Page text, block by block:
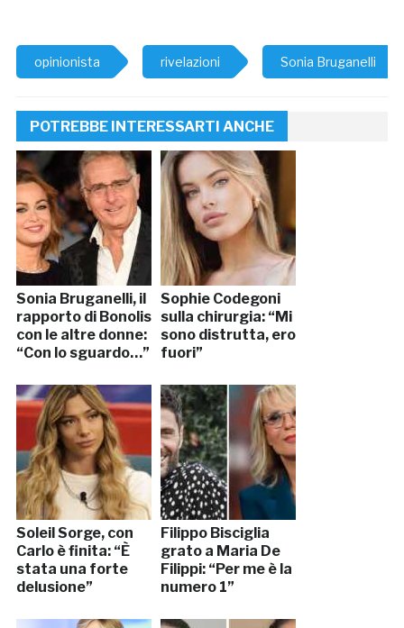
opinionista rivelazioni Sonia Bruganelli
POTREBBE INTERESSARTI ANCHE
Sonia Bruganelli, il
rapporto di Bonolis
con le altre donne:
“Con lo sguardo…”
Sophie Codegoni
sulla chirurgia: “Mi
sono distrutta, ero
fuori”
Soleil Sorge, con
Carlo è finita: “È
stata una forte
delusione”
Filippo Bisciglia
grato a Maria De
Filippi: “Per me è la
numero 1”